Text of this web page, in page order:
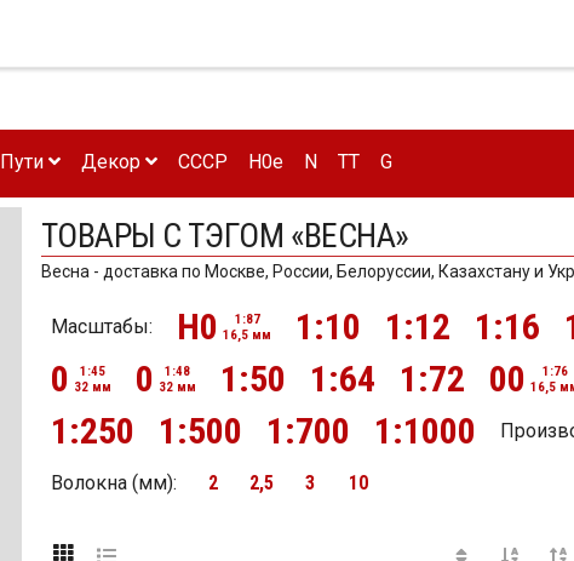
Пути Декор CCCP H0e N TT G
ТОВАРЫ С ТЭГОМ «ВЕСНА»
Весна - доставка по Москве, России, Белоруссии, Казахстану и
Масштабы: H0
1:87
16,5 мм
1:10 1:12 1:16
0
1:45
32 мм
0
1:48
32 мм
1:50 1:64 1:72 00
1:76
16,5
1:250 1:500 1:700 1:1000
Волокна (мм): 2 2,5 3 10